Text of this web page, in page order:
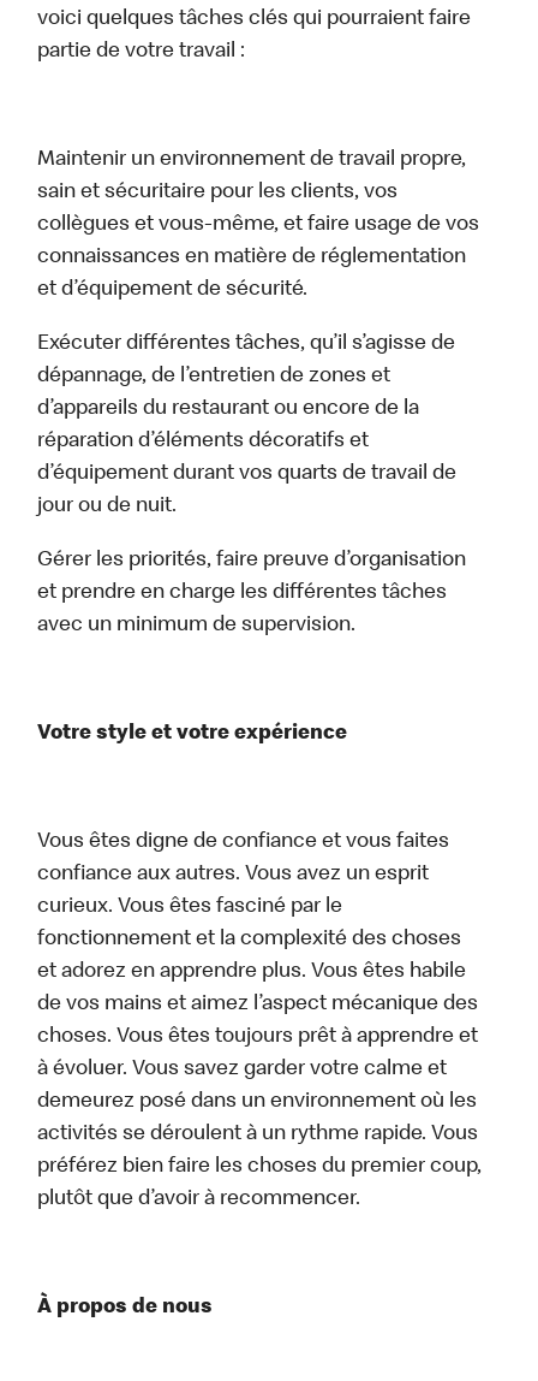
voici quelques tâches clés qui pourraient faire
partie de votre travail :
Maintenir un environnement de travail propre,
sain et sécuritaire pour les clients, vos
collègues et vous-même, et faire usage de vos
connaissances en matière de réglementation
et d’équipement de sécurité.
Exécuter différentes tâches, qu’il s’agisse de
dépannage, de l’entretien de zones et
d’appareils du restaurant ou encore de la
réparation d’éléments décoratifs et
d’équipement durant vos quarts de travail de
jour ou de nuit.
Gérer les priorités, faire preuve d’organisation
et prendre en charge les différentes tâches
avec un minimum de supervision.
Votre style et votre expérience
Vous êtes digne de confiance et vous faites
confiance aux autres. Vous avez un esprit
curieux. Vous êtes fasciné par le
fonctionnement et la complexité des choses
et adorez en apprendre plus. Vous êtes habile
de vos mains et aimez l’aspect mécanique des
choses. Vous êtes toujours prêt à apprendre et
à évoluer. Vous savez garder votre calme et
demeurez posé dans un environnement où les
activités se déroulent à un rythme rapide. Vous
préférez bien faire les choses du premier coup,
plutôt que d’avoir à recommencer.
À propos de nous